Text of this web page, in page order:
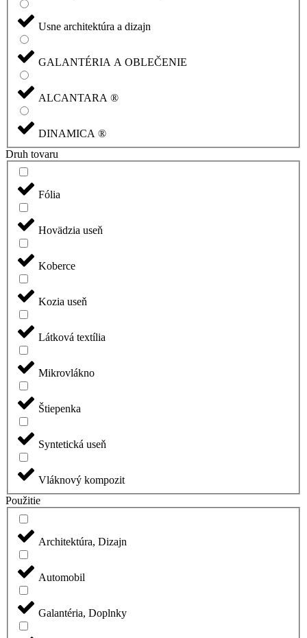
Usne architektúra a dizajn
GALANTÉRIA A OBLEČENIE
ALCANTARA ®
DINAMICA ®
Druh tovaru
Fólia
Hovädzia useň
Koberce
Kozia useň
Látková textília
Mikrovlákno
Štiepenka
Syntetická useň
Vláknový kompozit
Použitie
Architektúra, Dizajn
Automobil
Galantéria, Doplnky